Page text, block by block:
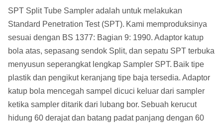
SPT Split Tube Sampler adalah untuk melakukan
Standard Penetration Test (SPT). Kami memproduksinya
sesuai dengan BS 1377: Bagian 9: 1990. Adaptor katup
bola atas, sepasang sendok Split, dan sepatu SPT terbuka
menyusun seperangkat lengkap Sampler SPT. Baik tipe
plastik dan pengikut keranjang tipe baja tersedia. Adaptor
katup bola mencegah sampel dicuci keluar dari sampler
ketika sampler ditarik dari lubang bor. Sebuah kerucut
hidung 60 derajat dan batang padat panjang dengan 60